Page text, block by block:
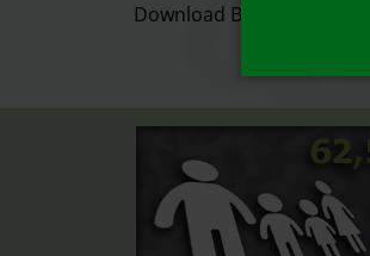
Download Beitrittsformular